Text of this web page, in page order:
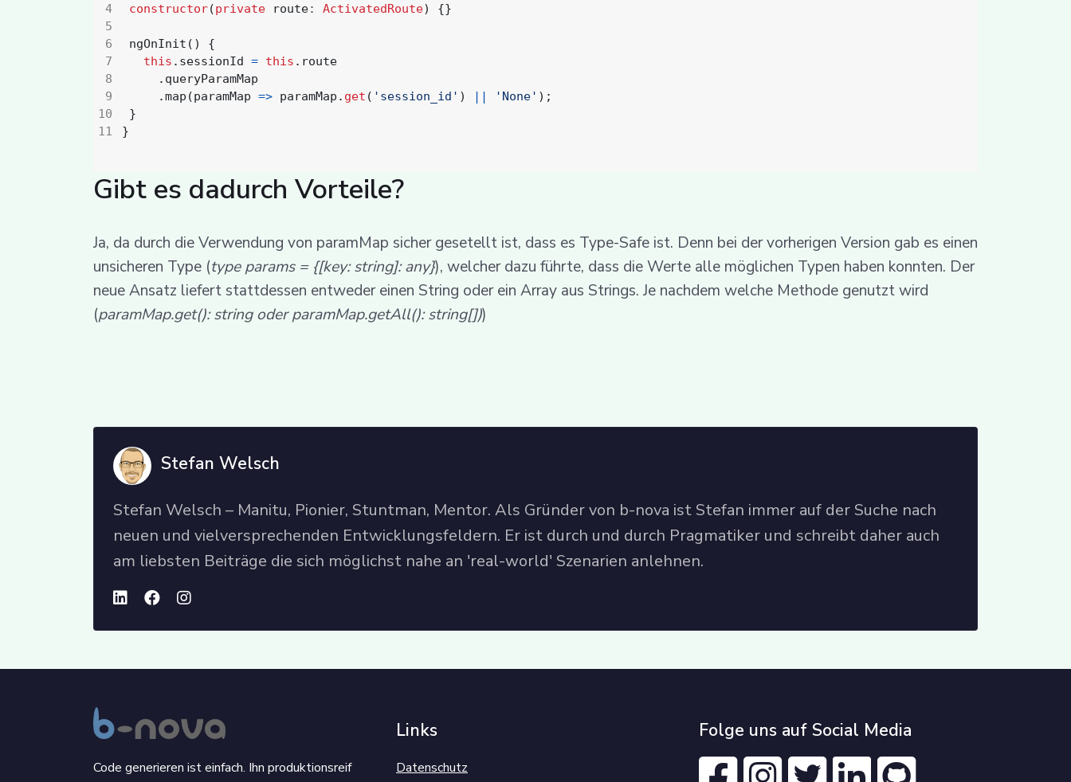
4
constructor(private route: ActivatedRoute) {}
ngOnInit() {
this . sessionId = this . route
. queryParamMap
.map (paramMap => paramMap . get ( 'session_id' ) || 'None' );
}
}
Gibt es dadurch Vorteile?
Ja, da durch die Verwendung von paramMap sicher gesetellt ist, dass es Type-Safe ist. Denn bei der vorherigen Version gab es einen
unsicheren Type (type params = {[key: string]: any}), welcher dazu führte, dass die Werte alle möglichen Typen haben konnten. Der
neue Ansatz liefert stattdessen entweder einen String oder ein Array aus Strings. Je nachdem welche Methode genutzt wird
(paramMap.get(): string oder paramMap.getAll(): string[]))
Stefan Welsch
Stefan Welsch – Manitu, Pionier, Stuntman, Mentor. Als Gründer von b-nova ist Stefan immer auf der Suche nach
neuen und vielversprechenden Entwicklungsfeldern. Er ist durch und durch Pragmatiker und schreibt daher auch
am liebsten Beiträge die sich möglichst nahe an 'real-world' Szenarien anlehnen.
Code generieren ist einfach. Ihn produktionsreif
Links
Datenschutz
Folge uns auf Social Media